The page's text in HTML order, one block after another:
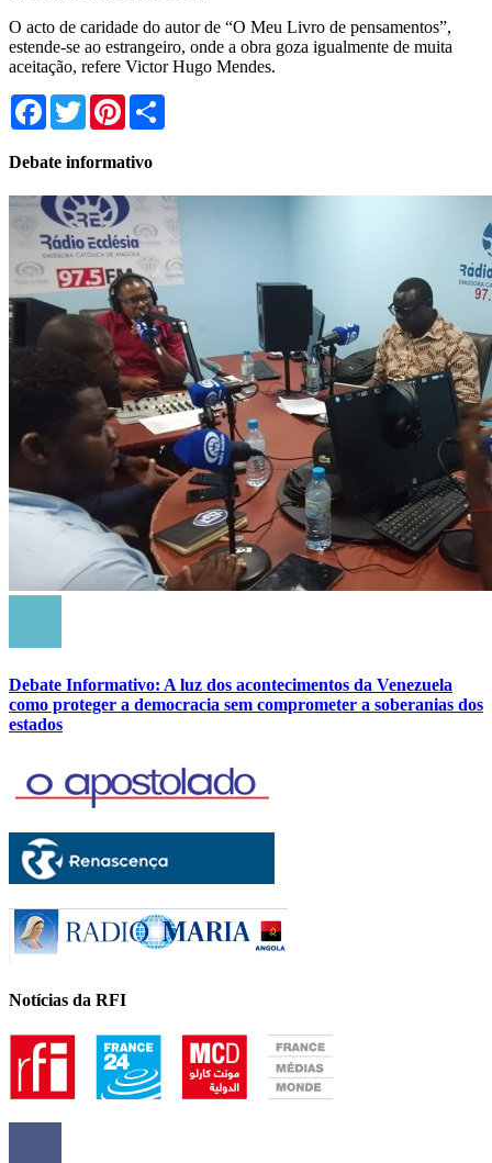
O acto de caridade do autor de “O Meu Livro de pensamentos”,
estende-se ao estrangeiro, onde a obra goza igualmente de muita
aceitação, refere Victor Hugo Mendes.
Facebook
TwitterPinterest
Debate informativo
Debate Informativo: A luz dos acontecimentos da Venezuela
como proteger a democracia sem comprometer a soberanias dos
estados
Notícias da RFI